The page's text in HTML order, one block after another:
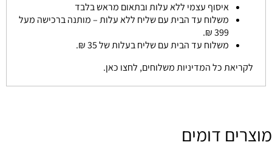
איסוף עצמי ללא עלות ובתאום מראש בלבד
משלוח עד הבית עם שליח ללא עלות – מותנה ברכישה מעל
399 ₪.
משלוח עד הבית עם שליח בעלות של 35 ₪.
לקריאת כל המדיניות משלוחים, לחצו כאן.
מוצרים דומים